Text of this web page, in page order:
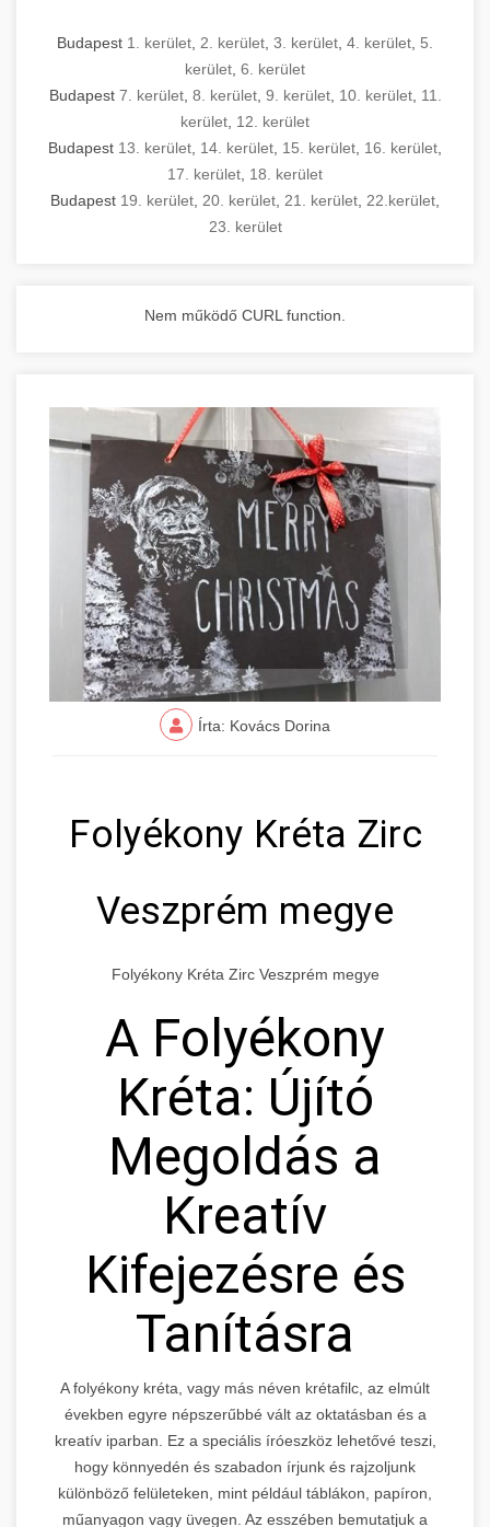
Budapest 1. kerület 2. kerület 3. kerület 4. kerület 5.
kerület 6. kerület
Budapest 7. kerület, 8. kerület, 9. kerület, 10. kerület, 11.
kerület 12. kerület
Budapest 13. kerület 14. kerület 15. kerület 16. kerület
17. kerület 18. kerület
Budapest 19. kerület 20. kerület 21. kerület 22.kerület
23. kerület
Nem működő CURL function.
Írta: Kovács Dorina
Folyékony Kréta Zirc
Veszprém megye
Folyékony Kréta Zirc Veszprém megye
A Folyékony
Kréta: Újító
Megoldás a
Kreatív
Kifejezésre és
Tanításra
A folyékony kréta, vagy más néven krétafilc, az elmúlt
években egyre népszerűbbé vált az oktatásban és a
kreatív iparban. Ez a speciális íróeszköz lehetővé teszi,
hogy könnyedén és szabadon írjunk és rajzoljunk
különböző felületeken, mint például táblákon, papíron,
műanyagon vagy üvegen. Az esszében bemutatjuk a